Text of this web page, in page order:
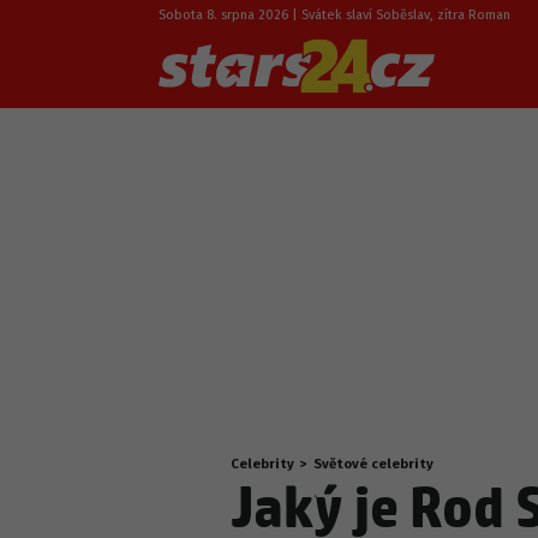
Sobota 8. srpna 2026 | Svátek slaví Soběslav, zítra Roman
Nacházíte
Celebrity > Světové celebrity
Jaký je Rod